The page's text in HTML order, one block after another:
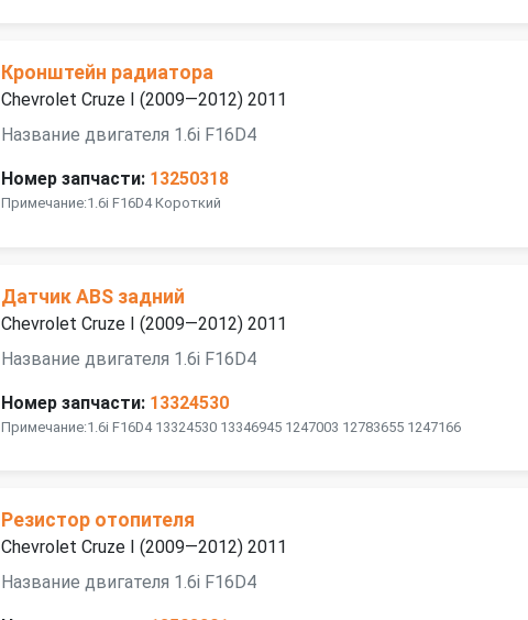
Кронштейн радиатора
Chevrolet Cruze I (2009—2012) 2011
Название двигателя 1.6i F16D4
Номер запчасти: 13250318
Примечание:1.6i F16D4 Короткий
Датчик ABS задний
Chevrolet Cruze I (2009—2012) 2011
Название двигателя 1.6i F16D4
Номер запчасти: 13324530
Примечание:1.6i F16D4 13324530 13346945 1247003 12783655 1247166
Резистор отопителя
Chevrolet Cruze I (2009—2012) 2011
Название двигателя 1.6i F16D4